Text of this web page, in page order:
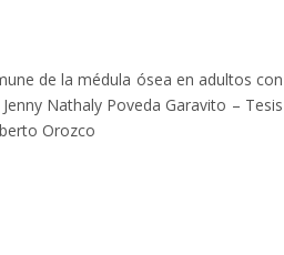
de la médula ósea en adultos con
Jenny Nathaly Poveda Garavito – Tesis
Orozco